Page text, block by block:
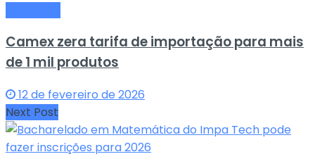
Camex zera tarifa de importação para mais
de 1 mil produtos
12 de fevereiro de 2026
Next Post